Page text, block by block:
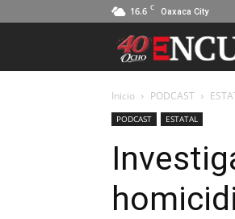
16.6 C Oaxaca City
Inicio PODCAST
PODCAST ESTATAL